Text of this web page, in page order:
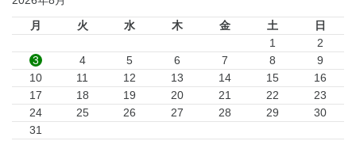
月 火 水 木 金 土
日
1
2
3
4 5 6 7 8
9
10
11 12 13 14 15
16
17
18 19 20 21 22
23
24
25 26 27 28 29
30
31